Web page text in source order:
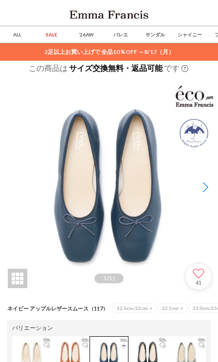
ALL SALE ’26AW バレエ サンダル シャイニー
2足以上お買い上げで 全品10％OFF ～8/17（月）
この商品は サイズ交換無料・返品可能です
1/31
41
ネイビー アップルレザースムース（117） 22.0cm/22cm × 22.5cm × 23.0cm/
バリエーション